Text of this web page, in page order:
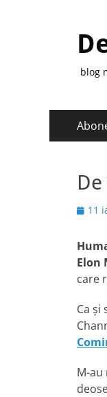
blog
Posted
11
Elon
care
Ca și
M-